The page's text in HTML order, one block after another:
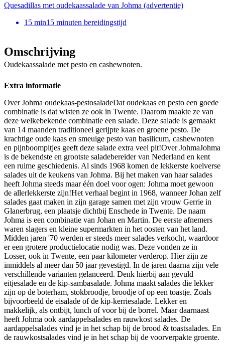
Quesadillas met oudekaassalade van Johma (advertentie)
15 min15 minuten bereidingstijd
Omschrijving
Oudekaassalade met pesto en cashewnoten.
Extra informatie
Over Johma oudekaas-pestosaladeDat oudekaas en pesto een goede
combinatie is dat wisten ze ook in Twente. Daarom maakte ze van
deze welkebekende combinatie een salade. Deze salade is gemaakt
van 14 maanden traditioneel gerijpte kaas en groene pesto. De
krachtige oude kaas en smeuige pesto van basilicum, cashewnoten
en pijnboompitjes geeft deze salade extra veel pit!Over JohmaJohma
is de bekendste en grootste saladebereider van Nederland en kent
een ruime geschiedenis. Al sinds 1968 komen de lekkerste koelverse
salades uit de keukens van Johma. Bij het maken van haar salades
heeft Johma steeds maar één doel voor ogen: Johma moet gewoon
de allerlekkerste zijn!Het verhaal begint in 1968, wanneer Johan zelf
salades gaat maken in zijn garage samen met zijn vrouw Gerrie in
Glanerbrug, een plaatsje dichtbij Enschede in Twente. De naam
Johma is een combinatie van Johan en Martin. De eerste afnemers
waren slagers en kleine supermarkten in het oosten van het land.
Midden jaren '70 werden er steeds meer salades verkocht, waardoor
er een grotere productielocatie nodig was. Deze vonden ze in
Losser, ook in Twente, een paar kilometer verderop. Hier zijn ze
inmiddels al meer dan 50 jaar gevestigd. In de jaren daarna zijn vele
verschillende varianten gelanceerd. Denk hierbij aan gevuld
eitjesalade en de kip-sambasalade. Johma maakt salades die lekker
zijn op de boterham, stokbroodje, broodje of op een toastje. Zoals
bijvoorbeeld de eisalade of de kip-kerriesalade. Lekker en
makkelijk, als ontbijt, lunch of voor bij de borrel. Maar daarnaast
heeft Johma ook aardappelsalades en rauwkost salades. De
aardappelsalades vind je in het schap bij de brood & toastsalades. En
de rauwkostsalades vind je in het schap bij de voorverpakte groente.